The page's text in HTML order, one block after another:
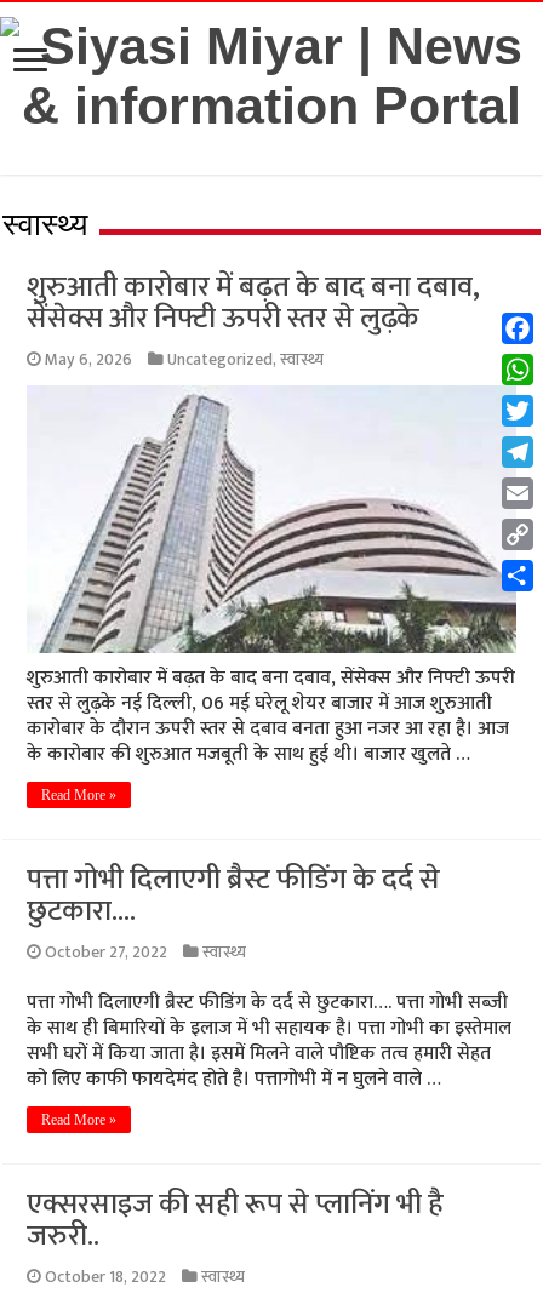
स्वास्थ्य
शुरुआती कारोबार में बढ़त के बाद बना दबाव,
सेंसेक्स और निफ्टी ऊपरी स्तर से लुढ़के
May 6, 2026 Uncategorized,स्वास्थ्य
शुरुआती कारोबार में बढ़त के बाद बना दबाव, सेंसेक्स और निफ्टी ऊपरी
स्तर से लुढ़के नई दिल्ली, 06 मई घरेलू शेयर बाजार में आज शुरुआती
कारोबार के दौरान ऊपरी स्तर से दबाव बनता हुआ नजर आ रहा है। आज
के कारोबार की शुरुआत मजबूती के साथ हुई थी। बाजार खुलते …
Read More »
पत्ता गोभी दिलाएगी ब्रैस्ट फीडिंग के दर्द से
छुटकारा….
October 27, 2022 स्वास्थ्य
पत्ता गोभी दिलाएगी ब्रैस्ट फीडिंग के दर्द से छुटकारा…. पत्ता गोभी सब्जी
के साथ ही बिमारियों के इलाज में भी सहायक है। पत्ता गोभी का इस्तेमाल
सभी घरों में किया जाता है। इसमें मिलने वाले पौष्टिक तत्व हमारी सेहत
को लिए काफी फायदेमंद होते है। पत्तागोभी में न घुलने वाले …
Read More »
एक्सरसाइज की सही रूप से प्लानिंग भी है
जरुरी..
October 18, 2022 स्वास्थ्य
Copy
Link